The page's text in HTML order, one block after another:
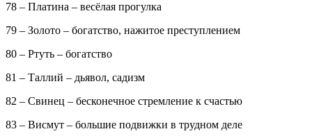
78 – Платина – весёлая прогулка
79 – Золото – богатство, нажитое преступлением
80 – Ртуть – богатство
81 – Таллий – дьявол, садизм
82 – Свинец – бесконечное стремление к счастью
83 – Висмут – большие подвижки в трудном деле